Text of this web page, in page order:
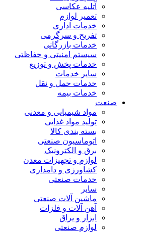
آتلیه عکاسی
تعمیر لوازم
خدمات اداری
تفریح و سرگرمی
خدمات بازرگانی
سیستم امنیتی و حفاظتی
خدمات پخش و توزیع
سایر خدمات
خدمات حمل و نقل
خدمات بیمه
صنعت
مواد شیمیایی و معدنی
تولید مواد غذایی
بسته بندی کالا
اتوماسیون صنعتی
برق و الکترونیک
لوازم و تجهیزات معدن
کشاورزی و دامداری
خدمات صنعتی
سایر
ماشین آلات صنعتی
آهن آلات و فلزات
ابزار و یراق
لوازم صنعتی